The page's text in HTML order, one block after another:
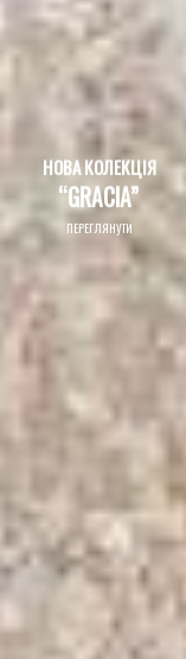
НОВА КОЛЕКЦІЯ
“GRACIA”
ПЕРЕГЛЯНУТИ